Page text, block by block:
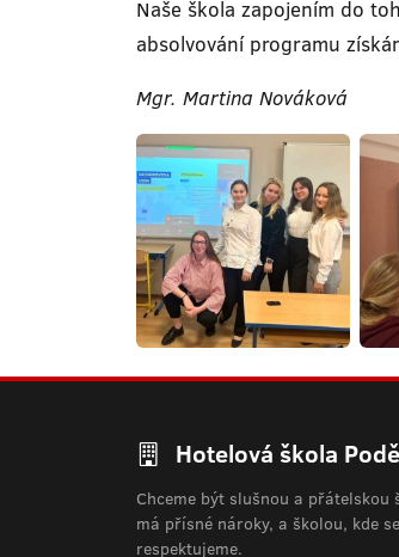
Naše škola zapojením do
absolvování programu
Mgr. Martina Nováková
Hotelová škola
Chceme být slušnou a přátelskou
má přísné nároky, a školou, kde
respektujeme.